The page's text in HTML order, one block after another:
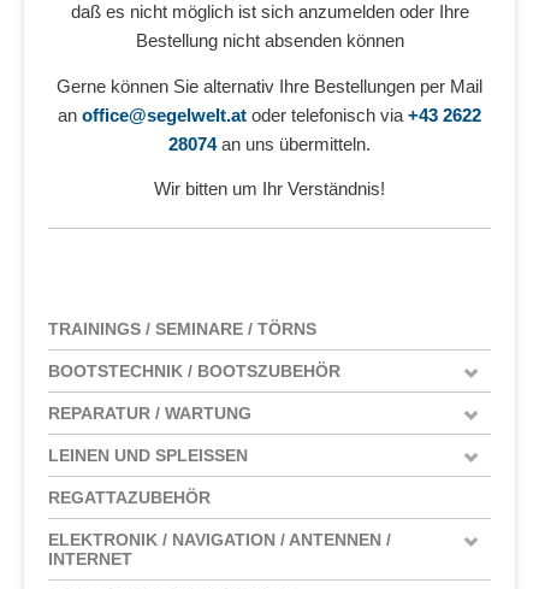
daß es nicht möglich ist sich anzumelden oder Ihre
Bestellung nicht absenden können
Gerne können Sie alternativ Ihre Bestellungen per Mail
an office@segelwelt.at oder telefonisch via +43 2622
28074an uns übermitteln.
Wir bitten um Ihr Verständnis!
TRAININGS / SEMINARE / TÖRNS
BOOTSTECHNIK / BOOTSZUBEHÖR
REPARATUR / WARTUNG
LEINEN UND SPLEISSEN
REGATTAZUBEHÖR
ELEKTRONIK / NAVIGATION / ANTENNEN /
INTERNET